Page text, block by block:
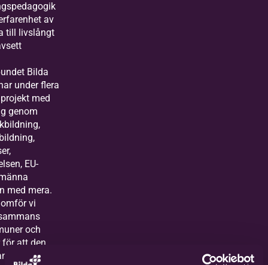
av
till livslångt
Bilda
under flera
med
genom
EU-
med mera.
vi
och
att den
och